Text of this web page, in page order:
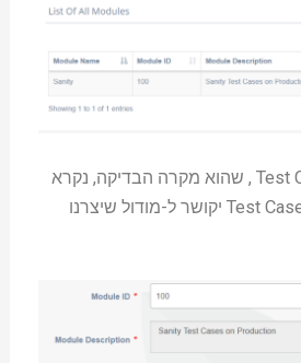
לאחר מכן, ניצור Test Case , שהוא מקרה הבדיקה, נקרא
לו: Login Action , ה-Test Case יקושר ל-מודול שיצרנו